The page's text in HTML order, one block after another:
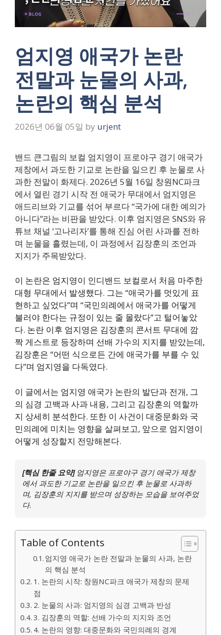
엄지영 애국가 논란
전말과 눈물의 사과,
논란의 핵심 분석
2026년 06월 05일 by urjent
밴드 큰그림의 보컬 엄지영이 프로야구 경기 애국가
제창에서 과도한 기교로 논란을 일으킨 후 눈물로 사
과한 전말이 화제다. 2026년 5월 16일 창원NC파크
에서 열린 경기 시작 전 애국가 무대에서 엄지영은
애드리브와 기교를 섞어 부르다 “국가에 대한 예의가
아니다”라는 비판을 받았다. 이후 엄지영은 SNS와 유
튜브 채널 ‘고나리자’를 통해 진심 어린 사과를 전하
며 눈물을 흘렸는데, 이 과정에서 김장훈의 조언과
지지가 주목받았다.
이 논란은 엄지영이 인디밴드 보컬로서 처음 마주한
대형 무대에서 발생했다. 그는 “애국가를 멋있게 표
현하고 싶었다”며 “국민의례에서 애국가를 어떻게
불러야 한다는 규정이 있는 줄 몰랐다”고 털어놓았
다. 논란 이후 엄지영은 김장훈의 콘서트 무대에 깜
짝 게스트로 등장하며 선배 가수의 지지를 받았는데,
김장훈은 “어떤 식으로든 간에 애국가를 부를 수 있
다”며 엄지영을 다독였다.
이 글에서는 엄지영 애국가 논란의 발단과 전개, 그
의 심경 고백과 사과 내용, 그리고 김장훈의 역할까
지 상세히 분석한다. 또한 이 사건이 대중문화와 국
민의례에 미치는 영향을 살펴보고, 앞으로 엄지영이
어떻게 성장할지 전망해본다.
[핵심 한줄 요약]엄지영은 프로야구 경기 애국가 제창
에서 과도한 기교로 논란을 일으킨 후 눈물로 사과하
며, 김장훈의 지지를 받으며 성장하는 모습을 보여주었
다.
Table of Contents
엄지영 애국가 논란 전말과 눈물의 사과, 논란
의 핵심 분석
1. 논란의 시작: 창원NC파크 애국가 제창의 문제
점
2. 눈물의 사과: 엄지영의 심경 고백과 반성
3. 김장훈의 역할: 선배 가수의 지지와 조언
4. 논란의 영향: 대중문화와 국민의례의 경계